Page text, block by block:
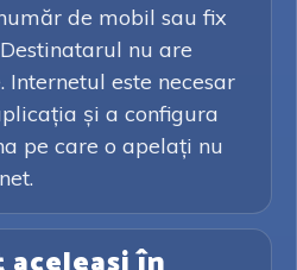
de mobil sau fix
nu are
Internetul este necesar
și a configura
pe care o apelați nu